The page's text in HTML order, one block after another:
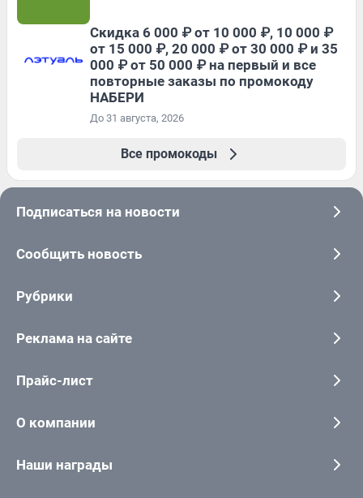
Скидка 6 000 ₽ от 10 000 ₽, 10 000 ₽
от 15 000 ₽, 20 000 ₽ от 30 000 ₽ и 35
000 ₽ от 50 000 ₽ на первый и все
повторные заказы по промокоду
НАБЕРИ
До 31 августа, 2026
Все промокоды
Подписаться на новости
Сообщить новость
Рубрики
Реклама на сайте
Прайс-лист
О компании
Наши награды